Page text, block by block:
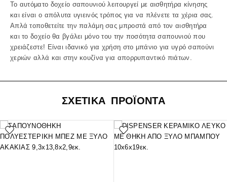
Το αυτόματο δοχείο σαπουνιού λειτουργεί με αισθητήρα κίνησης
και είναι ο απόλυτα υγιεινός τρόπος για να πλένετε τα χέρια σας.
Απλά τοποθετείτε την παλάμη σας μπροστά από τον αισθητήρα
και το δοχείο θα βγάλει μόνο του την ποσότητα σαπουνιού που
χρειάζεστε! Είναι ιδανικό για χρήση στο μπάνιο για υγρό σαπούνι
χεριών αλλά και στην κουζίνα για απορρυπαντικό πιάτων.
ΣΧΕΤΙΚΑ ΠΡΟΪΟΝΤΑ